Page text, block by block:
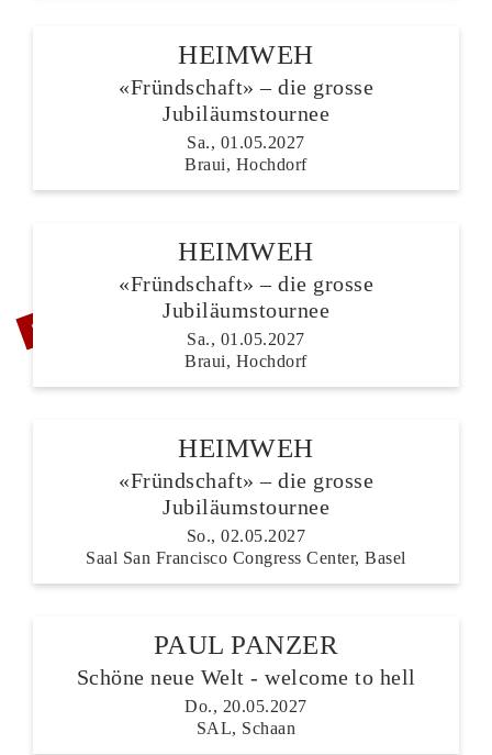
HEIMWEH
«Fründschaft» – die grosse
Jubiläumstournee
Sa., 01.05.2027
Braui, Hochdorf
ZUSATZSHOW
HEIMWEH
«Fründschaft» – die grosse
Jubiläumstournee
Sa., 01.05.2027
Braui, Hochdorf
HEIMWEH
«Fründschaft» – die grosse
Jubiläumstournee
So., 02.05.2027
Saal San Francisco Congress Center, Basel
PAUL PANZER
Schöne neue Welt - welcome to hell
Do., 20.05.2027
SAL, Schaan